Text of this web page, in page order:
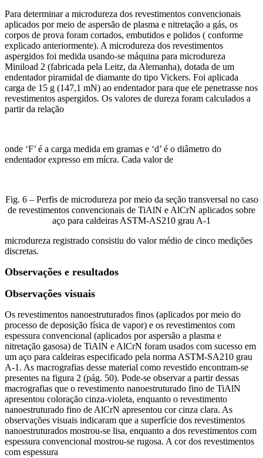
Para determinar a microdureza dos revestimentos convencionais
aplicados por meio de aspersão de plasma e nitretação a gás, os
corpos de prova foram cortados, embutidos e polidos ( conforme
explicado anteriormente). A microdureza dos revestimentos
aspergidos foi medida usando-se máquina para microdureza
Miniload 2 (fabricada pela Leitz, da Alemanha), dotada de um
endentador piramidal de diamante do tipo Vickers. Foi aplicada
carga de 15 g (147,1 mN) ao endentador para que ele penetrasse nos
revestimentos aspergidos. Os valores de dureza foram calculados a
partir da relação
onde ‘F’ é a carga medida em gramas e ‘d’ é o diâmetro do
endentador expresso em mícra. Cada valor de
Fig. 6 – Perfis de microdureza por meio da seção transversal no caso
de revestimentos convencionais de TiAlN e AlCrN aplicados sobre
aço para caldeiras ASTM-AS210 grau A-1
microdureza registrado consistiu do valor médio de cinco medições
discretas.
Observações e resultados
Observações visuais
Os revestimentos nanoestruturados finos (aplicados por meio do
processo de deposição física de vapor) e os revestimentos com
espessura convencional (aplicados por aspersão a plasma e
nitretação gasosa) de TiAlN e AlCrN foram usados com sucesso em
um aço para caldeiras especificado pela norma ASTM-SA210 grau
A-1. As macrografias desse material como revestido encontram-se
presentes na figura 2 (pág. 50). Pode-se observar a partir dessas
macrografias que o revestimento nanoestruturado fino de TiAlN
apresentou coloração cinza-violeta, enquanto o revestimento
nanoestruturado fino de AlCrN apresentou cor cinza clara. As
observações visuais indicaram que a superfície dos revestimentos
nanoestruturados mostrou-se lisa, enquanto a dos revestimentos com
espessura convencional mostrou-se rugosa. A cor dos revestimentos
com espessura